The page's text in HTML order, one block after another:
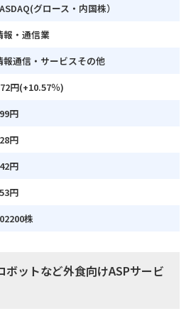
グロース・内国株）
報・通信業
報通信・サービスその他
円(+10.57％)
円
円
円
円
株
ットなど外食向けASPサービ